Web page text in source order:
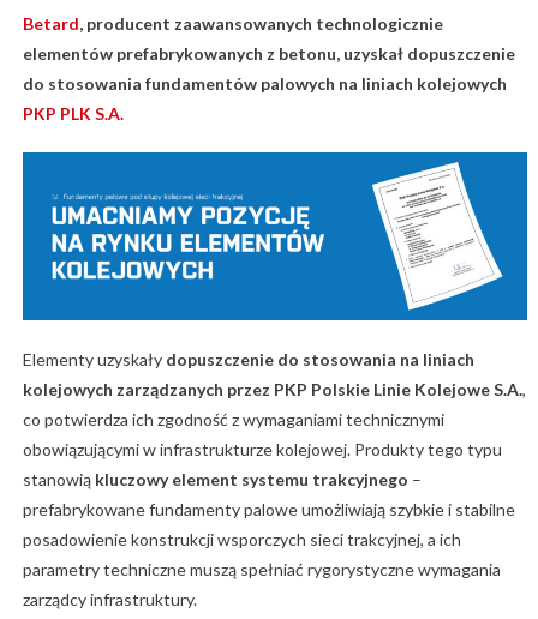
Betard, producent zaawansowanych technologicznie
elementów prefabrykowanych z betonu, uzyskał dopuszczenie
do stosowania fundamentów palowych na liniach kolejowych
PKP PLK S.A.
Elementy uzyskały dopuszczenie do stosowania na liniach
kolejowych zarządzanych przez PKP Polskie Linie Kolejowe S.A.,
co potwierdza ich zgodność z wymaganiami technicznymi
obowiązującymi w infrastrukturze kolejowej. Produkty tego typu
stanowią kluczowy element systemu trakcyjnego –
prefabrykowane fundamenty palowe umożliwiają szybkie i stabilne
posadowienie konstrukcji wsporczych sieci trakcyjnej, a ich
parametry techniczne muszą spełniać rygorystyczne wymagania
zarządcy infrastruktury.